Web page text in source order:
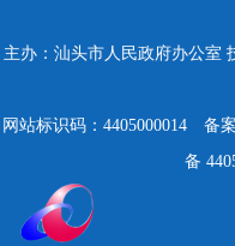
主办：汕头市人民政府办公室
网站标识码：4405000014
备
备